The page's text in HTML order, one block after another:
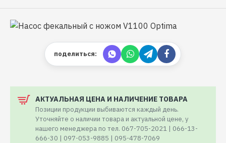
поделиться:
АКТУАЛЬНАЯ ЦЕНА И НАЛИЧЕНИЕ ТОВАРА
Позиции продукции выбиваются каждый день.
Уточняйте о наличии товара и актуальной цене, у
нашего менеджера по тел. 067-705-2021 | 066-13-
666-30 | 097-053-9885 | 095-478-7069